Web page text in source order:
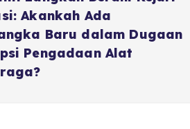
Akankah Ada
Baru dalam Dugaan
Pengadaan Alat